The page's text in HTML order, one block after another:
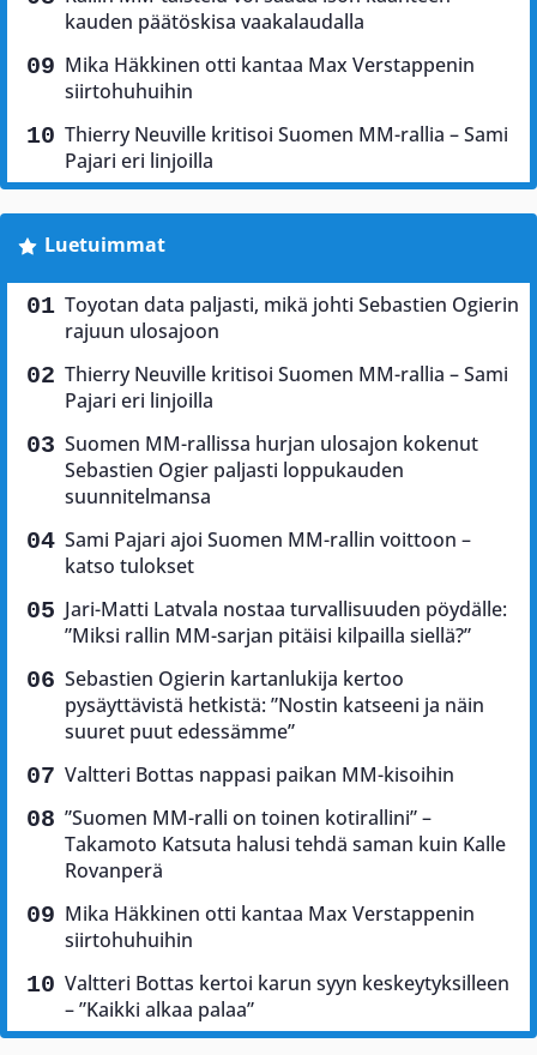
kauden päätöskisa vaakalaudalla
Mika Häkkinen otti kantaa Max Verstappenin
siirtohuhuihin
Thierry Neuville kritisoi Suomen MM-rallia – Sami
Pajari eri linjoilla
Luetuimmat
Toyotan data paljasti, mikä johti Sebastien Ogierin
rajuun ulosajoon
Thierry Neuville kritisoi Suomen MM-rallia – Sami
Pajari eri linjoilla
Suomen MM-rallissa hurjan ulosajon kokenut
Sebastien Ogier paljasti loppukauden
suunnitelmansa
Sami Pajari ajoi Suomen MM-rallin voittoon –
katso tulokset
Jari-Matti Latvala nostaa turvallisuuden pöydälle:
”Miksi rallin MM-sarjan pitäisi kilpailla siellä?”
Sebastien Ogierin kartanlukija kertoo
pysäyttävistä hetkistä: ”Nostin katseeni ja näin
suuret puut edessämme”
Valtteri Bottas nappasi paikan MM-kisoihin
”Suomen MM-ralli on toinen kotirallini” –
Takamoto Katsuta halusi tehdä saman kuin Kalle
Rovanperä
Mika Häkkinen otti kantaa Max Verstappenin
siirtohuhuihin
Valtteri Bottas kertoi karun syyn keskeytyksilleen
– ”Kaikki alkaa palaa”